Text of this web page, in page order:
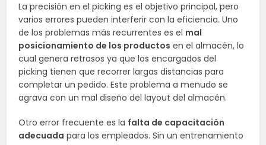
La precisión en el picking es el objetivo principal, pero
varios errores pueden interferir con la eficiencia. Uno
de los problemas más recurrentes es el mal
posicionamiento de los productos en el almacén, lo
cual genera retrasos ya que los encargados del
picking tienen que recorrer largas distancias para
completar un pedido. Este problema a menudo se
agrava con un mal diseño del layout del almacén.
Otro error frecuente es la falta de capacitación
adecuada para los empleados. Sin un entrenamiento